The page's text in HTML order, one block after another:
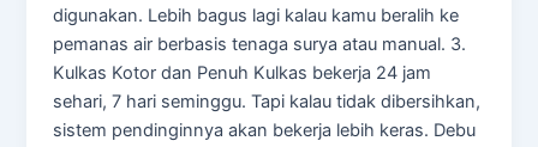
digunakan. Lebih bagus lagi kalau kamu beralih ke
pemanas air berbasis tenaga surya atau manual. 3.
Kulkas Kotor dan Penuh Kulkas bekerja 24 jam
sehari, 7 hari seminggu. Tapi kalau tidak dibersihkan,
sistem pendinginnya akan bekerja lebih keras. Debu